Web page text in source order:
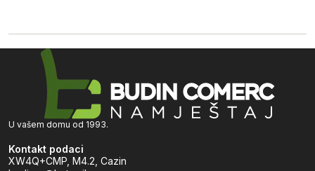
U vašem domu od 1993.
Kontakt podaci
XW4Q+CMP, M4.2, Cazin